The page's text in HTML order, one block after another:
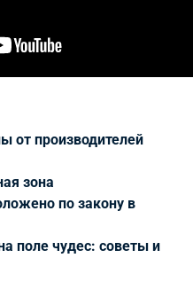
от производителей
зона
по закону в
поле чудес: советы и